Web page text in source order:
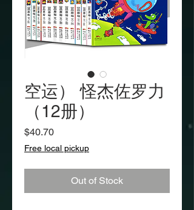
空运） 怪杰佐罗力
（12册）
$40.70Price
Free local pickup
Out of Stock